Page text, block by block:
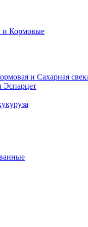
и Кормовые
и Сахарная
Эспарцет